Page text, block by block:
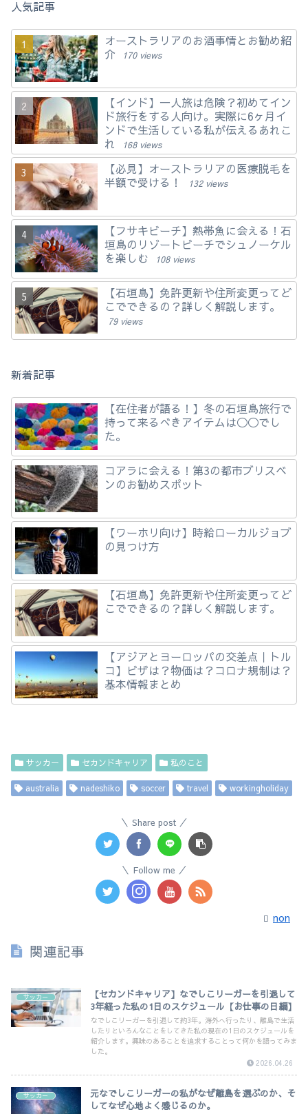
人気記事
オーストラリアのお酒事情とお勧め紹
介
170 views
【インド】一人旅は危険？初めてイン
ド旅行をする人向け。実際に6ヶ月イ
ンドで生活している私が伝えるあれこ
れ
168 views
【必見】オーストラリアの医療脱毛を
半額で受ける！
132 views
【フサキビーチ】熱帯魚に会える！石
垣島のリゾートビーチでシュノーケル
を楽しむ
108 views
【石垣島】免許更新や住所変更ってど
こでできるの？詳しく解説します。
79 views
新着記事
【在住者が語る！】冬の石垣島旅行で
持って来るべきアイテムは◯◯でし
た。
コアラに会える！第3の都市ブリスベ
ンのお勧めスポット
【ワーホリ向け】時給ローカルジョブ
の見つけ方
【石垣島】免許更新や住所変更ってど
こでできるの？詳しく解説します。
【アジアとヨーロッパの交差点｜トル
コ】ビザは？物価は？コロナ規制は？
基本情報まとめ
サッカー セカンドキャリア 私のこと
australia nadeshiko soccer travel workingholiday
Share post
Follow me
non
関連記事
サッカー
【セカンドキャリア】なでしこリーガーを引退して
3年経った私の1日のスケジュール【お仕事の日編】
なでしこリーガーを引退して約3年。海外へ行ったり、離島で生活
したりといろんなことをしてきた私の現在の1日のスケジュールを
紹介します。興味のあることを追求することって何かを語ってみま
した。
2026.04.26
サッカー
元なでしこリーガーの私がなぜ離島を選ぶのか、そ
してなぜ心地よく感じるのか。